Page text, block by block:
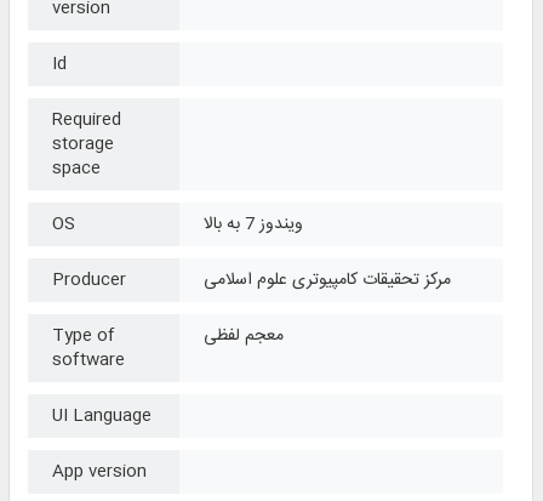
version
Id
Required
storage
space
OS
ویندوز 7 به بالا
Producer
مرکز تحقیقات کامپیوتری علوم اسلامی
Type of
software
معجم لفظی
UI Language
App version